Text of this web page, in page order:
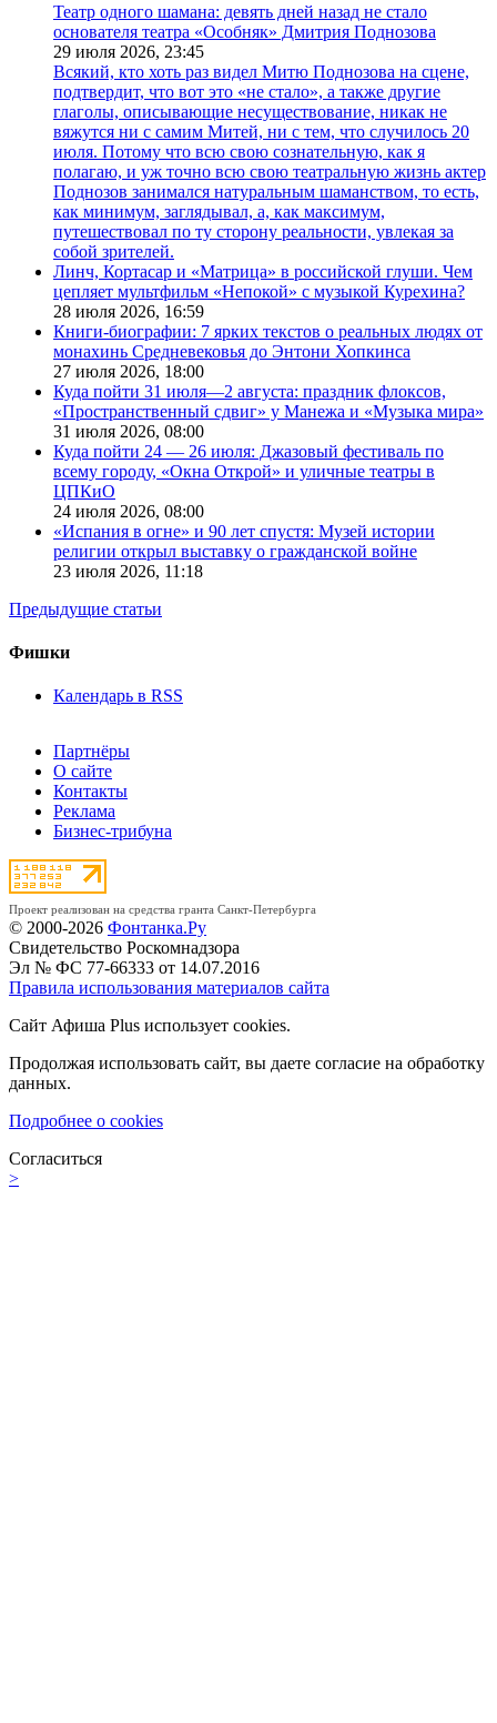
Театр одного шамана: девять дней назад не стало
основателя театра «Особняк» Дмитрия Поднозова
29 июля 2026, 23:45
Всякий, кто хоть раз видел Митю Поднозова на сцене,
подтвердит, что вот это «не стало», а также другие
глаголы, описывающие несуществование, никак не
вяжутся ни с самим Митей, ни с тем, что случилось 20
июля. Потому что всю свою сознательную, как я
полагаю, и уж точно всю свою театральную жизнь актер
Поднозов занимался натуральным шаманством, то есть,
как минимум, заглядывал, а, как максимум,
путешествовал по ту сторону реальности, увлекая за
собой зрителей.
Линч, Кортасар и «Матрица» в российской глуши. Чем
цепляет мультфильм «Непокой» с музыкой Курехина?
28 июля 2026, 16:59
Книги-биографии: 7 ярких текстов о реальных людях от
монахинь Средневековья до Энтони Хопкинса
27 июля 2026, 18:00
Куда пойти 31 июля—2 августа: праздник флоксов,
«Пространственный сдвиг» у Манежа и «Музыка мира»
31 июля 2026, 08:00
Куда пойти 24 — 26 июля: Джазовый фестиваль по
всему городу, «Окна Открой» и уличные театры в
ЦПКиО
24 июля 2026, 08:00
«Испания в огне» и 90 лет спустя: Музей истории
религии открыл выставку о гражданской войне
23 июля 2026, 11:18
Предыдущие статьи
Фишки
Календарь в RSS
Партнёры
О сайте
Контакты
Реклама
Бизнес-трибуна
Проект реализован на средства гранта Санкт-Петербурга
© 2000-2026 Фонтанка.Ру
Свидетельство Роскомнадзора
Эл № ФС 77-66333 от 14.07.2016
Правила использования материалов сайта
Сайт Афиша Plus использует cookies.
Продолжая использовать сайт, вы даете согласие на обработку
данных.
Подробнее о cookies
Согласиться
>